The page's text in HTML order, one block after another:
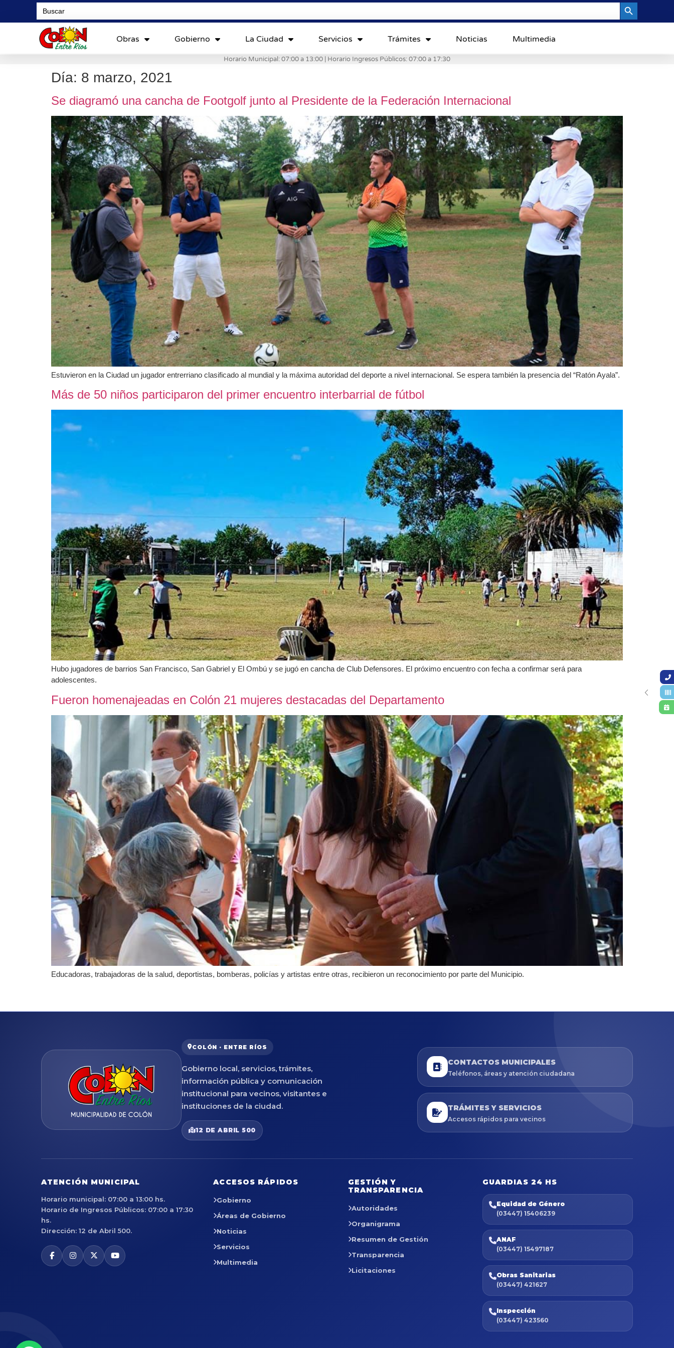
Search
for:
Obras Gobierno La Ciudad Servicios Trámites Noticias Multimedia
Horario Municipal: 07:00 a 13:00 | Horario Ingresos Públicos: 07:00 a 17:30
Día: 8 marzo, 2021
Se diagramó una cancha de Footgolf junto al Presidente de la Federación Internacional
Estuvieron en la Ciudad un jugador entrerriano clasificado al mundial y la máxima autoridad del deporte a nivel internacional. Se espera también la presencia del “Ratón Ayala”.
Más de 50 niños participaron del primer encuentro interbarrial de fútbol
Hubo jugadores de barrios San Francisco, San Gabriel y El Ombú y se jugó en cancha de Club Defensores. El próximo encuentro con fecha a confirmar será para
adolescentes.
Fueron homenajeadas en Colón 21 mujeres destacadas del Departamento
Educadoras, trabajadoras de la salud, deportistas, bomberas, policías y artistas entre otras, recibieron un reconocimiento por parte del Municipio.
COLÓN · ENTRE RÍOS
Gobierno local, servicios, trámites,
información pública y comunicación
institucional para vecinos, visitantes e
instituciones de la ciudad.
12 DE ABRIL 500
CONTACTOS MUNICIPALES
Teléfonos, áreas y atención ciudadana
TRÁMITES Y SERVICIOS
Accesos rápidos para vecinos
ATENCIÓN MUNICIPAL
Horario municipal: 07:00 a 13:00 hs.
Horario de Ingresos Públicos: 07:00 a 17:30
hs.
Dirección: 12 de Abril 500.
ACCESOS RÁPIDOS
Gobierno
Áreas de Gobierno
Noticias
Servicios
Multimedia
GESTIÓN Y
TRANSPARENCIA
Autoridades
Organigrama
Resumen de Gestión
Transparencia
Licitaciones
GUARDIAS 24 HS
Equidad de Género
(03447) 15406239
ANAF
(03447) 15497187
Obras Sanitarias
(03447) 421627
Inspección
(03447) 423560